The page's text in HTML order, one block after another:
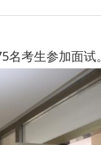
考生参加面试。